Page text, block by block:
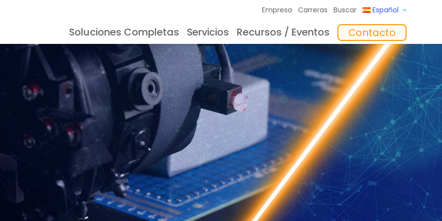
Empresa Carreras Buscar Español
Soluciones Completas
Serigráficas Almacenamiento Software
Inspección
Servicios
Documentación Formación
Recursos / Eventos
Eventos Testimonios In the Mix Reflexiones
Contacto